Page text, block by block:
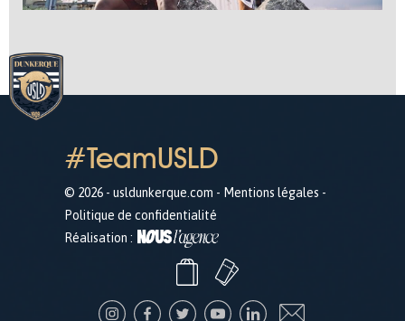
#TeamUSLD
© 2026 - usldunkerque.com - Mentions légales -
Politique de confidentialité
Réalisation :